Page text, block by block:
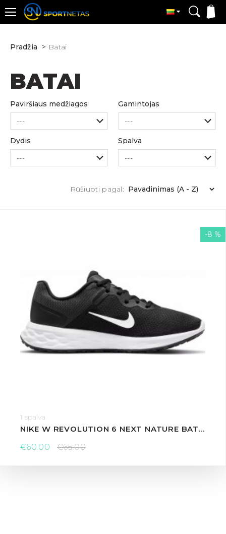
Pradžia Batai
BATAI
Paviršiaus medžiagos Gamintojas
Dydis Spalva
Rūšiuoti pagal:
1 spalva
NIKE W REVOLUTION 6 NEXT NATURE BATELIAI
€60.00
€65.00
-8 %